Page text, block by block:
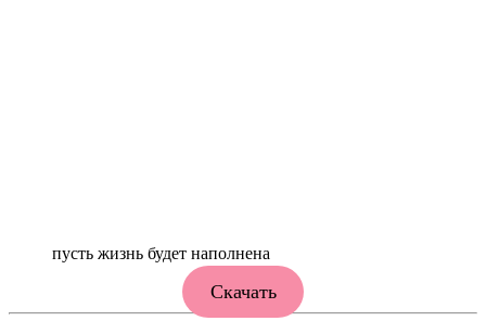
пусть жизнь будет наполнена
Скачать